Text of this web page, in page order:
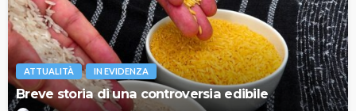
ATTUALITÀ IN EVIDENZA
Breve storia di una controversia edibile